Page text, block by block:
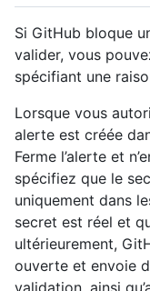
Si GitHub bloque
valider, vous
spécifiant une
Lorsque vous
alerte est créée
Ferme l’alerte et
spécifiez que le
uniquement dans
secret est réel et
ultérieurement,
ouverte et envoie
validation, ainsi